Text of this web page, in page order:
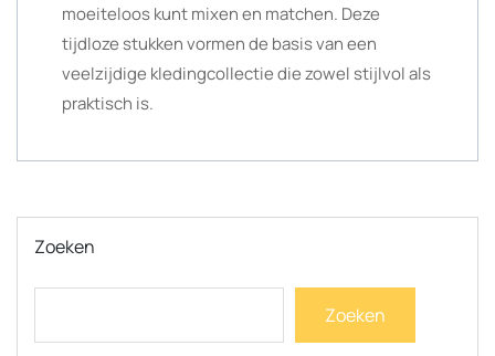
moeiteloos kunt mixen en matchen. Deze
tijdloze stukken vormen de basis van een
veelzijdige kledingcollectie die zowel stijlvol als
praktisch is.
Zoeken
Zoeken